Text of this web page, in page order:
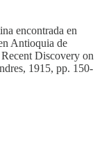
encontrada en
Antioquia de
Discovery on
1915, pp. 150-